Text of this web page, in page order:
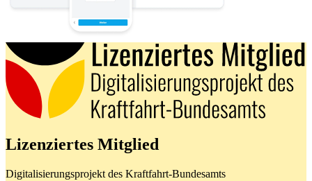
Lizenziertes Mitglied
Digitalisierungsprojekt des Kraftfahrt-Bundesamts